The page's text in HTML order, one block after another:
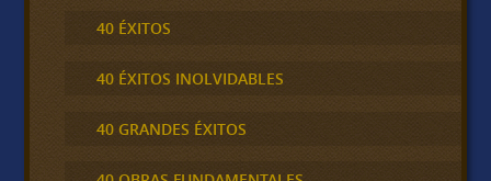
40 ÉXITOS
40 ÉXITOS INOLVIDABLES
40 GRANDES ÉXITOS